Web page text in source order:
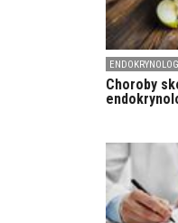
Choroby